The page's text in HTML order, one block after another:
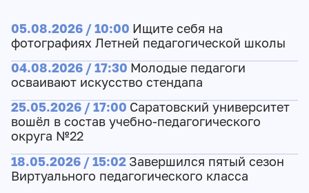
05.08.2026 / 10:00 Ищите себя на
фотографиях Летней педагогической школы
04.08.2026 / 17:30 Молодые педагоги
осваивают искусство стендапа
25.05.2026 / 17:00 Саратовский университет
вошёл в состав учебно-педагогического
округа №22
18.05.2026 / 15:02 Завершился пятый сезон
Виртуального педагогического класса